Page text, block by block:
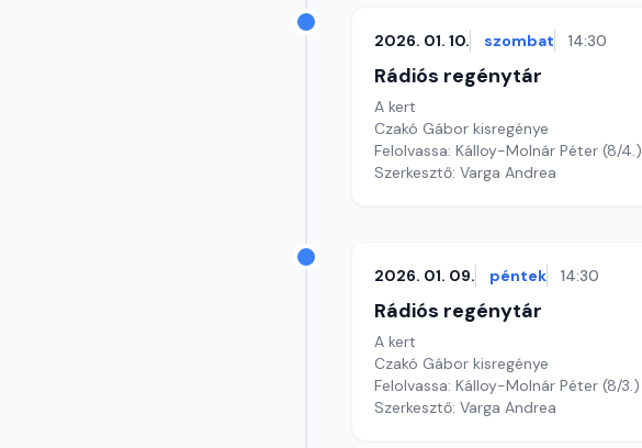
2026. 01. 10. szombat 14:30
Rádiós regénytár
A kert
Czakó Gábor kisregénye
Felolvassa: Kálloy-Molnár Péter (8/4.)
Szerkesztő: Varga Andrea
2026. 01. 09. péntek 14:30
Rádiós regénytár
A kert
Czakó Gábor kisregénye
Felolvassa: Kálloy-Molnár Péter (8/3.)
Szerkesztő: Varga Andrea